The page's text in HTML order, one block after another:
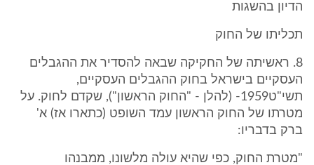
הדיון בהשגות
תכליתו של החוק
8. ראשיתה של החקיקה שבאה להסדיר את ההגבלים
העסקיים בישראל בחוק ההגבלים העסקיים,
תשי"ט1959- (להלן - "החוק הראשון"), שקדם לחוק. על
מטרתו של החוק הראשון עמד השופט (כתארו אז) א'
ברק בדבריו:
"מטרת החוק, כפי שהיא עולה מלשונו, ממבנהו